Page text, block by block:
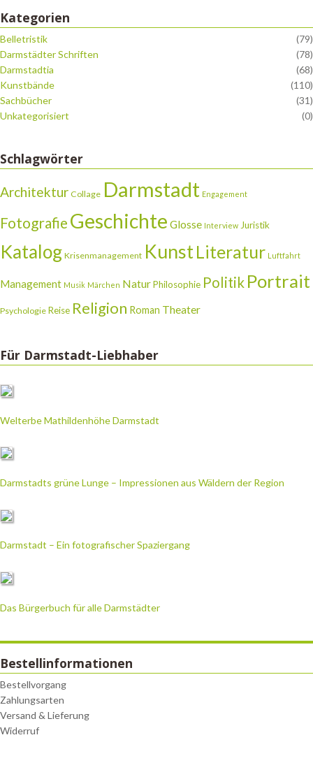
Kategorien
Belletristik
(79)
Darmstädter Schriften
(78)
Darmstadtia
(68)
Kunstbände
(110)
Sachbücher
(31)
Unkategorisiert
(0)
Schlagwörter
Architektur Collage Darmstadt Engagement
Fotografie Geschichte Glosse Interview Juristik
Katalog Krisenmanagement KunstLiteratur Luftfahrt
Management Musik Märchen NaturPhilosophie Politik Portrait
Psychologie Reise Religion Roman Theater
Für Darmstadt-Liebhaber
Welterbe Mathildenhöhe Darmstadt
Darmstadts grüne Lunge – Impressionen aus Wäldern der Region
Darmstadt – Ein fotografischer Spaziergang
Das Bürgerbuch für alle Darmstädter
Bestellinformationen
Bestellvorgang
Zahlungsarten
Versand & Lieferung
Widerruf